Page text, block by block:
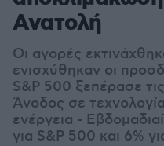
Ανατολή
Οι αγορές
ενισχύθηκαν οι
S&P 500 ξεπέρασε
Άνοδος σε
ενέργεια -
για S&P 500 και 6%